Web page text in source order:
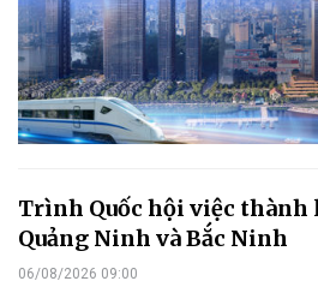
Trình Quốc hội việc thành
Quảng Ninh và Bắc Ninh
06/08/2026 09:00